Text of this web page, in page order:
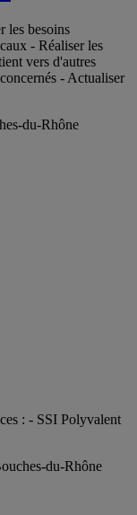
les besoins
- Réaliser les
vers d'autres
- Actualiser
du-Rhône
: - SSI Polyvalent
du-Rhône